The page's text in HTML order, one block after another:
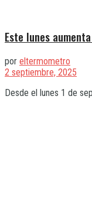
Este lunes
por eltermometro
2 septiembre, 2025
Desde el lunes 1 de